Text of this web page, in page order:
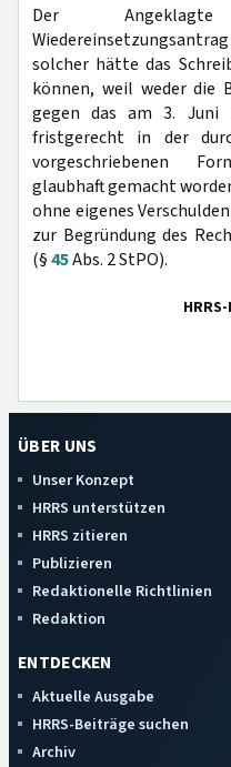
Der
solcher hätte das
können, weil weder die
gegen das am 3. Juni
fristgerecht in der
vorgeschriebenen
glaubhaft gemacht
ohne eigenes
zur Begründung des
(§45Abs. 2 StPO).
ÜBER UNS
Unser Konzept
HRRS unterstützen
HRRS zitieren
Publizieren
Redaktionelle Richtlinien
Redaktion
ENTDECKEN
Aktuelle Ausgabe
HRRS-Beiträge suchen
Archiv